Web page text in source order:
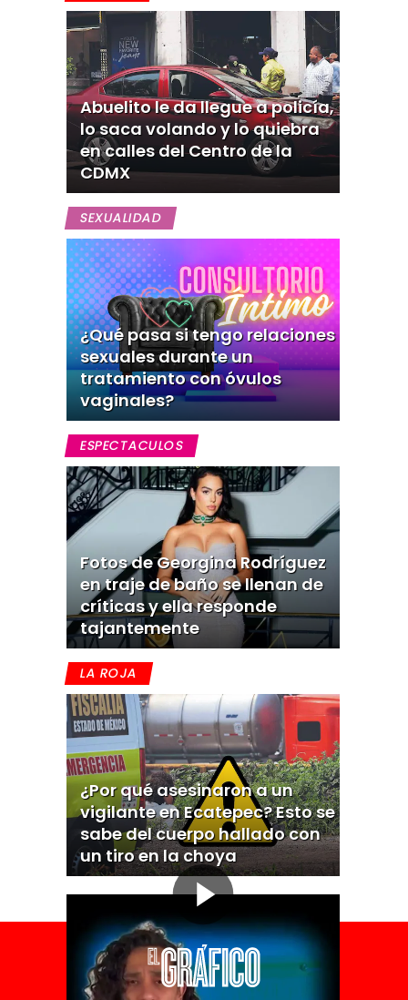
Abuelito le da llegue a policía,
lo saca volando y lo quiebra
en calles del Centro de la
CDMX
SEXUALIDAD
¿Qué pasa si tengo relaciones
sexuales durante un
tratamiento con óvulos
vaginales?
ESPECTACULOS
Fotos de Georgina Rodríguez
en traje de baño se llenan de
críticas y ella responde
tajantemente
LA ROJA
¿Por qué asesinaron a un
vigilante en Ecatepec? Esto se
sabe del cuerpo hallado con
un tiro en la choya